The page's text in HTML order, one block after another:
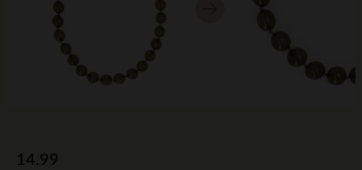
14.99